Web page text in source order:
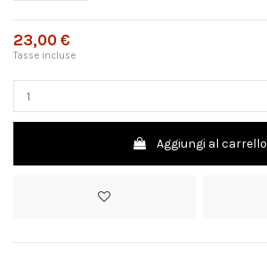
23,00 €
Tasse incluse
Aggiungi al carrello